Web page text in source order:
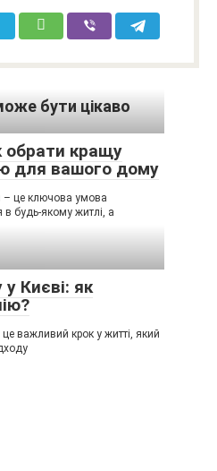
бути цікаво
обрати кращу
для вашого дому
– це ключова умова
будь-якому житлі, а
Києві: як
важливий крок у житті, який